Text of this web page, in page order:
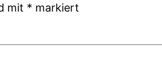
mit * markiert